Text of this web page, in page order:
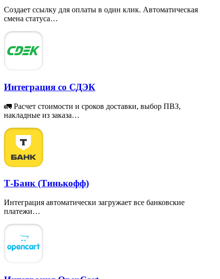
Создает ссылку для оплаты в один клик. Автоматическая
смена статуса…
Интеграция со СДЭК
🚛 Расчет стоимости и сроков доставки, выбор ПВЗ,
накладные из заказа…
Т-Банк (Тинькофф)
Интеграция автоматически загружает все банковские
платежи…